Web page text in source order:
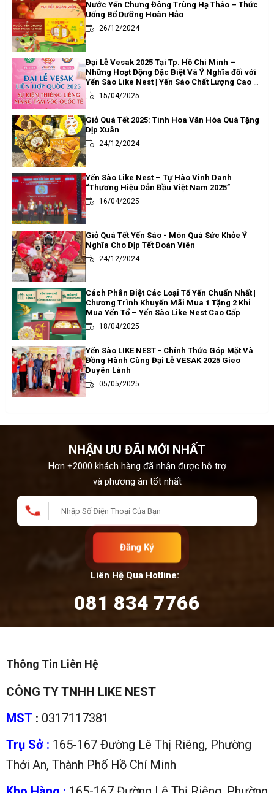
Nước Yến Chưng Đông Trùng Hạ Thảo – Thức
Uống Bổ Dưỡng Hoàn Hảo
26/12/2024
Đại Lễ Vesak 2025 Tại Tp. Hồ Chí Minh –
Những Hoạt Động Đặc Biệt Và Ý Nghĩa đối với
Yến Sào Like Nest | Yến Sào Chất Lượng Cao -
Uy Tín Tại Tp. Hồ Chí Minh
15/04/2025
Giỏ Quà Tết 2025: Tinh Hoa Văn Hóa Quà Tặng
Dịp Xuân
24/12/2024
Yến Sào Like Nest – Tự Hào Vinh Danh
“Thương Hiệu Dẫn Đầu Việt Nam 2025”
16/04/2025
Giỏ Quà Tết Yến Sào - Món Quà Sức Khỏe Ý
Nghĩa Cho Dịp Tết Đoàn Viên
24/12/2024
Cách Phân Biệt Các Loại Tổ Yến Chuẩn Nhất |
Chương Trình Khuyến Mãi Mua 1 Tặng 2 Khi
Mua Yến Tổ – Yến Sào Like Nest Cao Cấp
18/04/2025
Yến Sào LIKE NEST - Chính Thức Góp Mặt Và
Đồng Hành Cùng Đại Lễ VESAK 2025 Gieo
Duyên Lành
05/05/2025
NHẬN ƯU ĐÃI MỚI NHẤT
Hơn +2000 khách hàng đã nhận được hỗ trợ
và phương án tốt nhất
Đăng Ký
Liên Hệ Qua Hotline:
081 834 7766
Thông Tin Liên Hệ
CÔNG TY TNHH LIKE NEST
MST : 0317117381
Trụ Sở : 165-167 Đường Lê Thị Riêng, Phường
Thới An, Thành Phố Hồ Chí Minh